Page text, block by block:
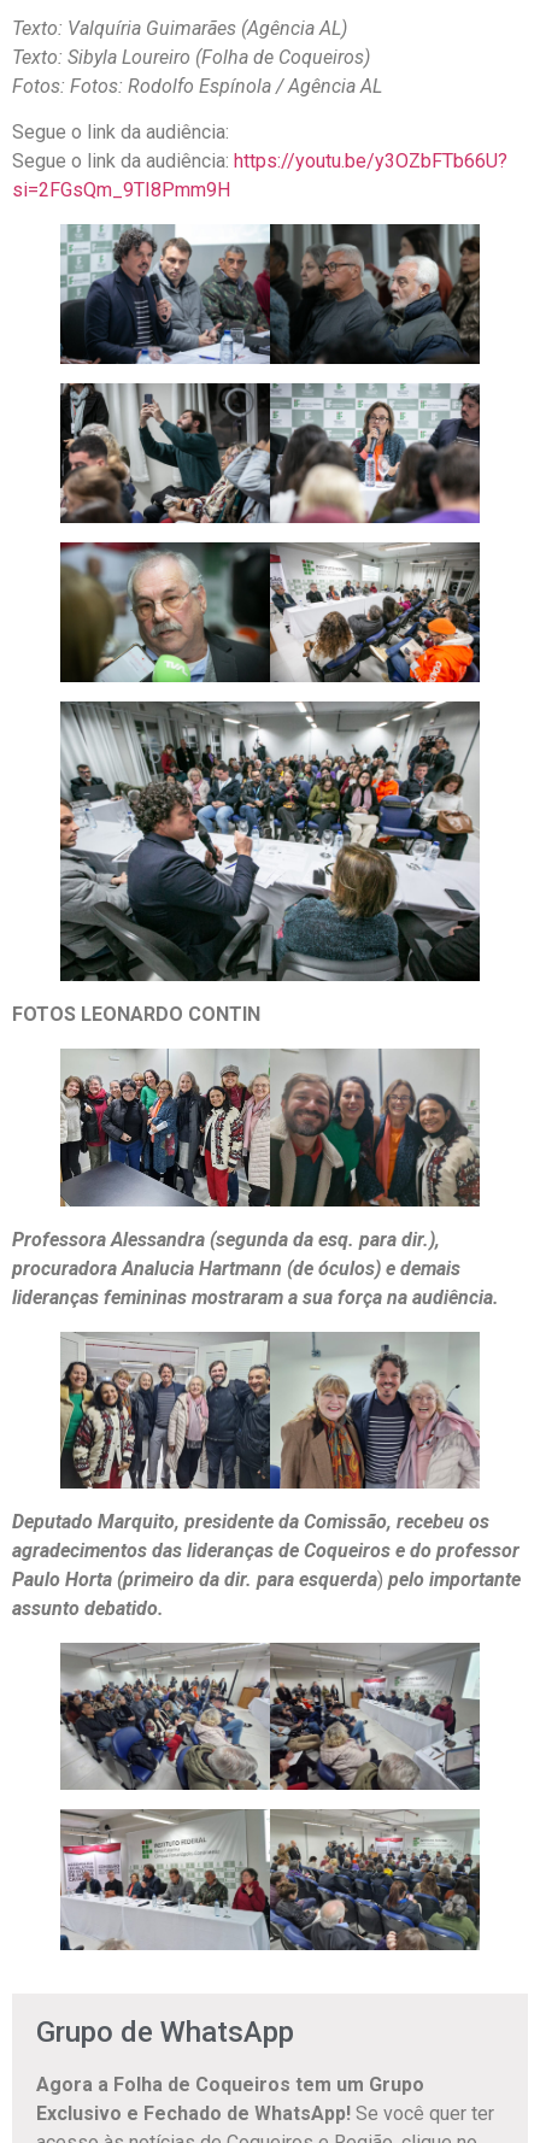
Texto: Valquíria Guimarães (Agência AL)
Texto: Sibyla Loureiro (Folha de Coqueiros)
Fotos: Fotos: Rodolfo Espínola / Agência AL
Segue o link da audiência:
Segue o link da audiência: https://youtu.be/y3OZbFTb66U?
si=2FGsQm_9TI8Pmm9H
FOTOS LEONARDO CONTIN
Professora Alessandra (segunda da esq. para dir.),
procuradora Analucia Hartmann (de óculos) e demais
lideranças femininas mostraram a sua força na audiência.
Deputado Marquito, presidente da Comissão, recebeu os
agradecimentos das lideranças de Coqueiros e do professor
Paulo Horta (primeiro da dir. para esquerda) pelo importante
assunto debatido.
Grupo de WhatsApp
Agora a Folha de Coqueiros tem um Grupo
Exclusivo e Fechado de WhatsApp! Se você quer ter